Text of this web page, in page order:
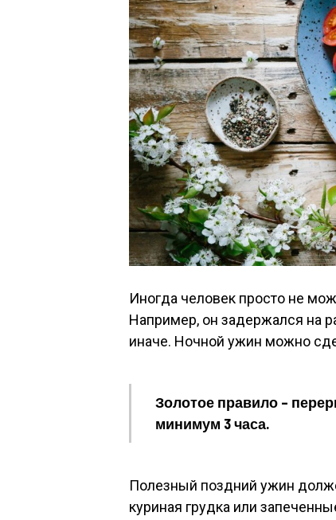
Иногда человек просто не
Например, он задержался на
иначе. Ночной ужин можно
Золотое правило –
минимум 3 часа.
Полезный поздний ужин
куриная грудка или